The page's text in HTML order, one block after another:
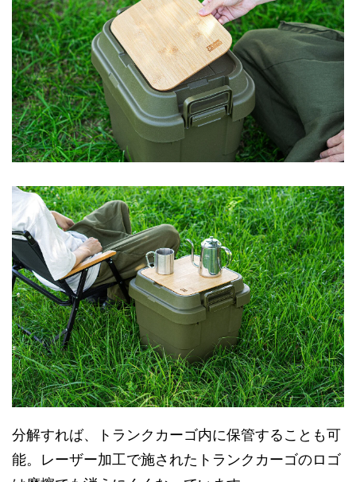
分解すれば、トランクカーゴ内に保管することも可
能。レーザー加工で施されたトランクカーゴのロゴ